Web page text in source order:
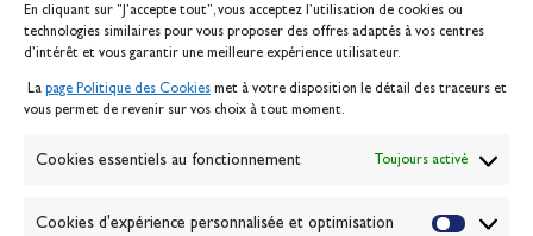
En cliquant sur "J'accepte tout", vous acceptez l’utilisation de cookies ou
technologies similaires pour vous proposer des offres adaptés à vos centres
d’intérêt et vous garantir une meilleure expérience utilisateur.
La page Politique des Cookies met à votre disposition le détail des traceurs et
vous permet de revenir sur vos choix à tout moment.
Cookies essentiels au fonctionnement Toujours activé
Cookies d'expérience personnalisée et optimisation
Inscription serveur média
Contact
Politique des cookies
Banque de la voile
Passion Voile TV